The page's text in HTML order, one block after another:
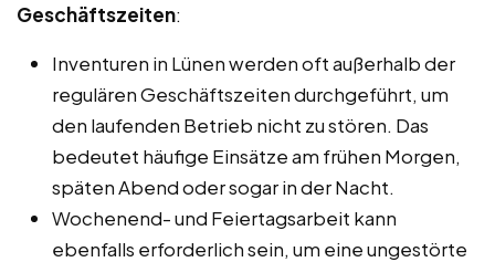
Geschäftszeiten:
Inventuren in Lünen werden oft außerhalb der
regulären Geschäftszeiten durchgeführt, um
den laufenden Betrieb nicht zu stören. Das
bedeutet häufige Einsätze am frühen Morgen,
späten Abend oder sogar in der Nacht.
Wochenend- und Feiertagsarbeit kann
ebenfalls erforderlich sein, um eine ungestörte